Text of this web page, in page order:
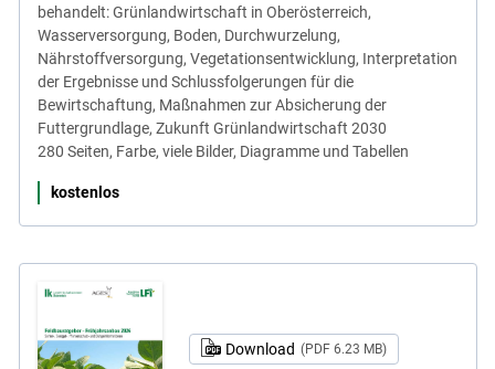
behandelt: Grünlandwirtschaft in Oberösterreich,
Wasserversorgung, Boden, Durchwurzelung,
Nährstoffversorgung, Vegetationsentwicklung, Interpretation
der Ergebnisse und Schlussfolgerungen für die
Bewirtschaftung, Maßnahmen zur Absicherung der
Futtergrundlage, Zukunft Grünlandwirtschaft 2030
280 Seiten, Farbe, viele Bilder, Diagramme und Tabellen
kostenlos
Download (PDF 6.23 MB)